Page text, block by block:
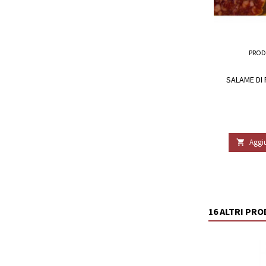
SALAME DI

16 ALTRI